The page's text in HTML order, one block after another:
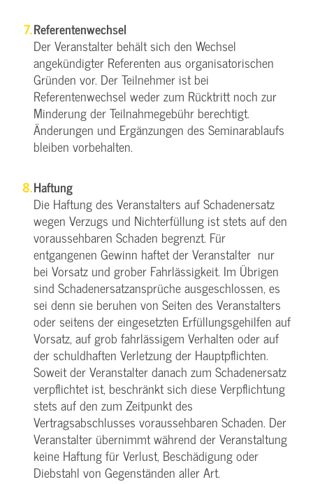
Referentenwechsel
Der Veranstalter behält sich den Wechsel
angekündigter Referenten aus organisatorischen
Gründen vor. Der Teilnehmer ist bei
Referentenwechsel weder zum Rücktritt noch zur
Minderung der Teilnahmegebühr berechtigt.
Änderungen und Ergänzungen des Seminarablaufs
bleiben vorbehalten.
Haftung
Die Haftung des Veranstalters auf Schadenersatz
wegen Verzugs und Nichterfüllung ist stets auf den
voraussehbaren Schaden begrenzt. Für
entgangenen Gewinn haftet der Veranstalter nur
bei Vorsatz und grober Fahrlässigkeit. Im Übrigen
sind Schadenersatzansprüche ausgeschlossen, es
sei denn sie beruhen von Seiten des Veranstalters
oder seitens der eingesetzten Erfüllungsgehilfen auf
Vorsatz, auf grob fahrlässigem Verhalten oder auf
der schuldhaften Verletzung der Hauptpflichten.
Soweit der Veranstalter danach zum Schadenersatz
verpflichtet ist, beschränkt sich diese Verpflichtung
stets auf den zum Zeitpunkt des
Vertragsabschlusses voraussehbaren Schaden. Der
Veranstalter übernimmt während der Veranstaltung
keine Haftung für Verlust, Beschädigung oder
Diebstahl von Gegenständen aller Art.